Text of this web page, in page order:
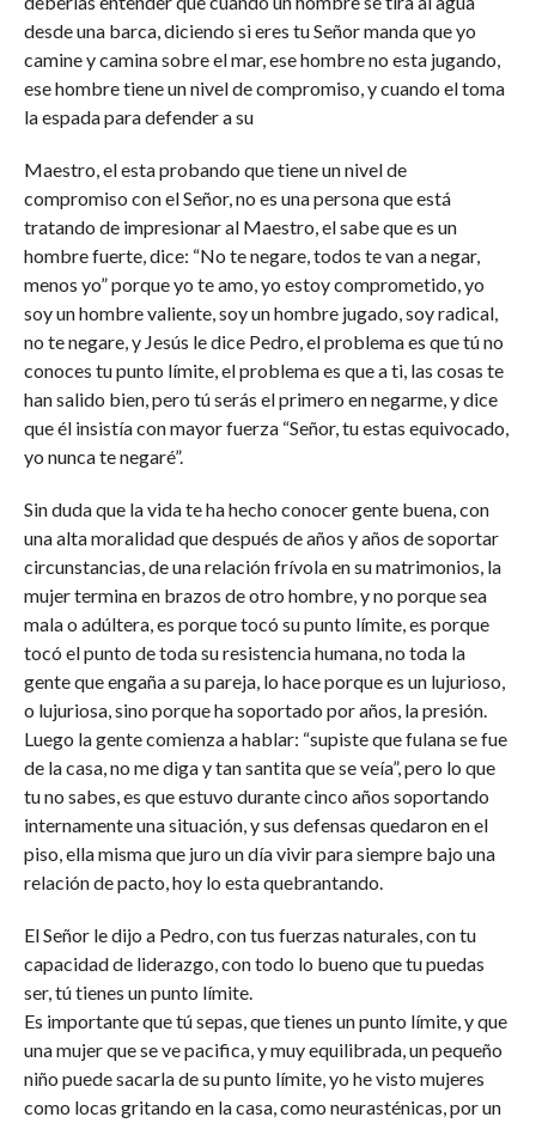
desde una barca, diciendo si eres tu Señor manda que yo
camine y camina sobre el mar, ese hombre no esta jugando,
ese hombre tiene un nivel de compromiso, y cuando el toma
la espada para defender a su
Maestro, el esta probando que tiene un nivel de
compromiso con el Señor, no es una persona que está
tratando de impresionar al Maestro, el sabe que es un
hombre fuerte, dice: “No te negare, todos te van a negar,
menos yo” porque yo te amo, yo estoy comprometido, yo
soy un hombre valiente, soy un hombre jugado, soy radical,
no te negare, y Jesús le dice Pedro, el problema es que tú no
conoces tu punto límite, el problema es que a ti, las cosas te
han salido bien, pero tú serás el primero en negarme, y dice
que él insistía con mayor fuerza “Señor, tu estas equivocado,
yo nunca te negaré”.
Sin duda que la vida te ha hecho conocer gente buena, con
una alta moralidad que después de años y años de soportar
circunstancias, de una relación frívola en su matrimonios, la
mujer termina en brazos de otro hombre, y no porque sea
mala o adúltera, es porque tocó su punto límite, es porque
tocó el punto de toda su resistencia humana, no toda la
gente que engaña a su pareja, lo hace porque es un lujurioso,
o lujuriosa, sino porque ha soportado por años, la presión.
Luego la gente comienza a hablar: “supiste que fulana se fue
de la casa, no me diga y tan santita que se veía”, pero lo que
tu no sabes, es que estuvo durante cinco años soportando
internamente una situación, y sus defensas quedaron en el
piso, ella misma que juro un día vivir para siempre bajo una
relación de pacto, hoy lo esta quebrantando.
El Señor le dijo a Pedro, con tus fuerzas naturales, con tu
capacidad de liderazgo, con todo lo bueno que tu puedas
ser, tú tienes un punto límite.
Es importante que tú sepas, que tienes un punto límite, y que
una mujer que se ve pacifica, y muy equilibrada, un pequeño
niño puede sacarla de su punto límite, yo he visto mujeres
como locas gritando en la casa, como neurasténicas, por un